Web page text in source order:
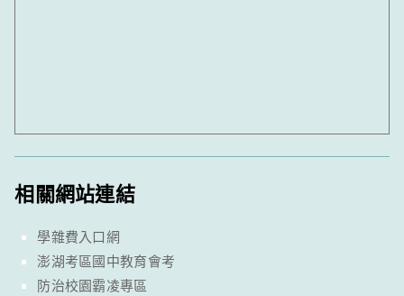
相關網站連結
學雜費入口網
澎湖考區國中教育會考
防治校園霸凌專區